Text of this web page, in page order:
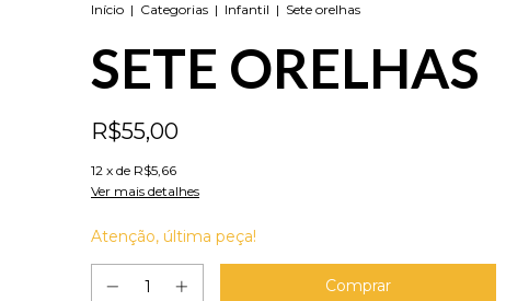
Início | Categorias | Infantil | Sete orelhas
SETE ORELHAS
R$55,00
12 x de R$5,66
Ver mais detalhes
Atenção, última peça!